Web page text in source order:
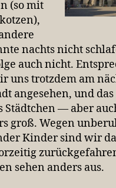
(so mit
nachts nicht
auch nicht.
uns trotzdem am
angesehen, und
Städtchen — aber
groß. Wegen
Kinder sind wir
sehen anders aus.